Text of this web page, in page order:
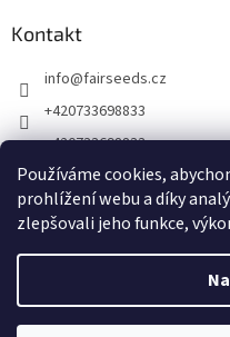
Používáme cookies,
prohlížení webu a díky
zlepšovali jeho funkce,
Kontakt
info@fairseeds.cz
+420733698833
+420733698833